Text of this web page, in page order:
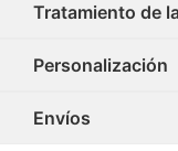
Tratamiento de
Personalización
Envíos